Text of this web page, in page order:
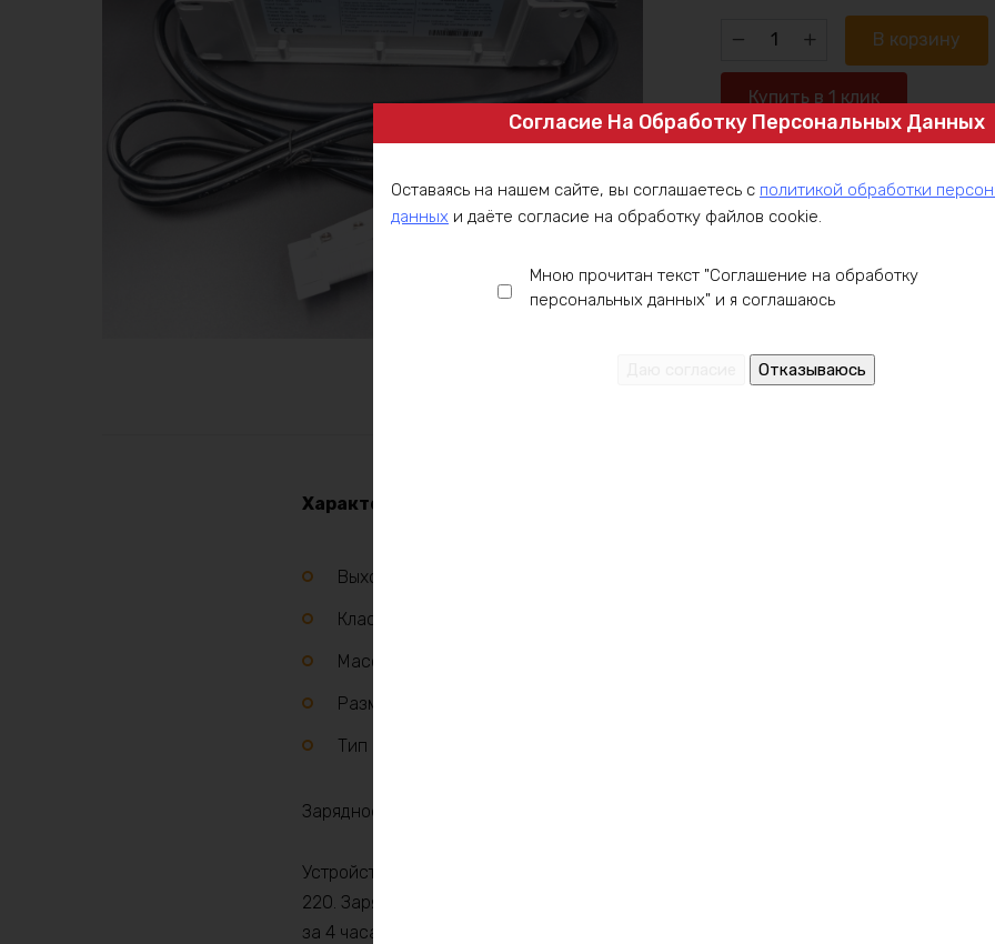
Количество
устройство
Lifepo4
25А
ip67
В корзину
Купить в 1 клик
Артикул:
Категория:Блоки питания и ЗУ
Характеристики:
Выходное напряжение 58.8в
Класс защиты IP64
Масса 1700 гр
Размеры 225х115х82мм
Тип Lifepo4
Зарядное устройство для Lifepo4 аккумуляторов напряжением 48V 25A ip67.
Устройство предназначено для зарядки 48 вольтовых литий-железо-фосфатных
220. Зарядное устройство позволяет полностью зарядить lifepo4 аккумуляторную
за 4 часа. Зарядное устройство имеет степень защиты ip67, что позволяет его
Согласие На Обработку Персональных Данных
Оставаясь на нашем сайте, вы соглашаетесь с политикой обработки
данных и даёте согласие на обработку файлов cookie.
Мною прочитан текст "Соглашение на обработку
персональных данных" и я соглашаюсь